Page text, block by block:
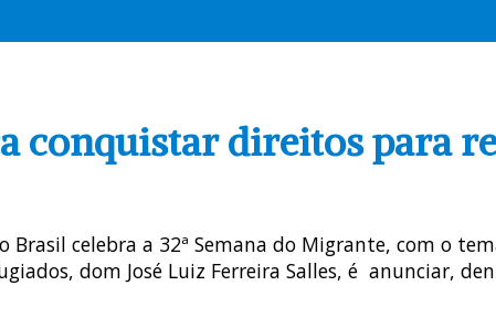
conquistar direitos para
Brasil celebra a 32ª Semana do Migrante, com o
dom José Luiz Ferreira Salles, é anunciar,